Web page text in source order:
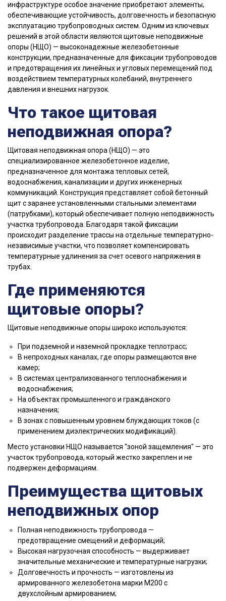
инфраструктуре особое значение приобретают элементы,
обеспечивающие устойчивость, долговечность и безопасную
эксплуатацию трубопроводных систем. Одним из ключевых
решений в этой области являются щитовые неподвижные
опоры (НЩО) — высоконадежные железобетонные
конструкции, предназначенные для фиксации трубопроводов
и предотвращения их линейных и угловых перемещений под
воздействием температурных колебаний, внутреннего
давления и внешних нагрузок.
Что такое щитовая
неподвижная опора?
Щитовая неподвижная опора (НЩО) — это
специализированное железобетонное изделие,
предназначенное для монтажа тепловых сетей,
водоснабжения, канализации и других инженерных
коммуникаций. Конструкция представляет собой бетонный
щит с заранее установленными стальными элементами
(патрубками), который обеспечивает полную неподвижность
участка трубопровода. Благодаря такой фиксации
происходит разделение трассы на отдельные температурно-
независимые участки, что позволяет компенсировать
температурные удлинения за счет осевого напряжения в
трубах.
Где применяются
щитовые опоры?
Щитовые неподвижные опоры широко используются:
При подземной и наземной прокладке теплотрасс;
В непроходных каналах, где опоры размещаются вне
камер;
В системах централизованного теплоснабжения и
водоснабжения;
На объектах промышленного и гражданского
назначения;
В зонах с повышенным уровнем блуждающих токов (с
применением диэлектрических модификаций).
Место установки НЩО называется "зоной защемления" — это
участок трубопровода, который жестко закреплен и не
подвержен деформациям.
Преимущества щитовых
неподвижных опор
Полная неподвижность трубопровода —
предотвращение смещений и деформаций;
Высокая нагрузочная способность — выдерживает
значительные механические и температурные нагрузки;
Долговечность и прочность — изготовлены из
армированного железобетона марки М200 с
двухслойным армированием;